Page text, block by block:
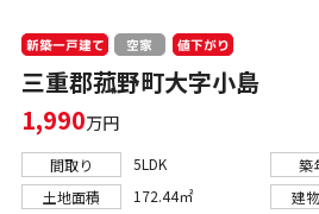
新築一戸建て 空家 値下がり
三重郡菰野町大字小島
1,990万円
間取り 5LDK 築
土地面積
172.44㎡ 建